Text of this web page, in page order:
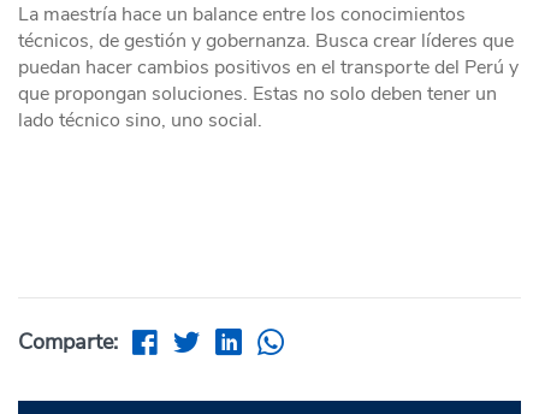
La maestría hace un balance entre los conocimientos
técnicos, de gestión y gobernanza. Busca crear líderes que
puedan hacer cambios positivos en el transporte del Perú y
que propongan soluciones. Estas no solo deben tener un
lado técnico sino, uno social.
Comparte: